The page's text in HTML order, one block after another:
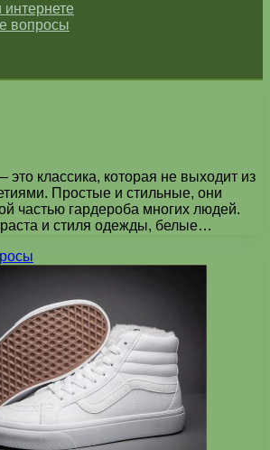
интернете
вопросы
классика, которая не выходит из
Простые и стильные, они
частью гардероба многих людей.
и стиля одежды, белые…